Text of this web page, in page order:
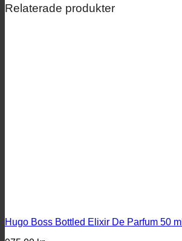
Relaterade produkter
Hugo Boss Bottled Elixir De Parfum 50 ml